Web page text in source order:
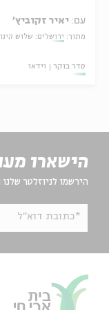
עם: יאיר זקוביץ'
מתוך: ירושלים: שלוש
סדר בוקר וידאו
הישארו
הירשמו לניוזלטר
*כתובת דוא"ל